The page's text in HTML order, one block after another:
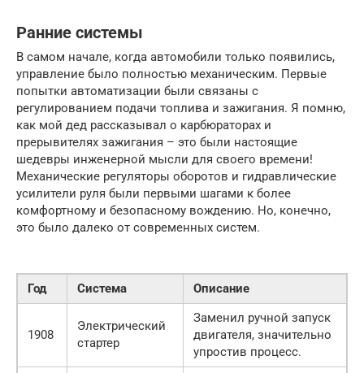
Ранние системы
В самом начале, когда автомобили только появились,
управление было полностью механическим. Первые
попытки автоматизации были связаны с
регулированием подачи топлива и зажигания. Я помню,
как мой дед рассказывал о карбюраторах и
прерывителях зажигания – это были настоящие
шедевры инженерной мысли для своего времени!
Механические регуляторы оборотов и гидравлические
усилители руля были первыми шагами к более
комфортному и безопасному вождению. Но, конечно,
это было далеко от современных систем.
Год Система Описание
1908
Электрический
стартер
Заменил ручной запуск
двигателя, значительно
упростив процесс.